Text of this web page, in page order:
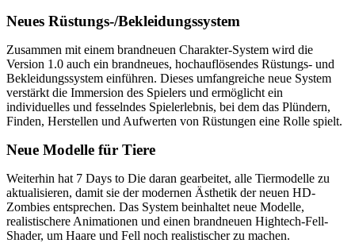
Neues Rüstungs-/Bekleidungssystem
Zusammen mit einem brandneuen Charakter-System wird die
Version 1.0 auch ein brandneues, hochauflösendes Rüstungs- und
Bekleidungssystem einführen. Dieses umfangreiche neue System
verstärkt die Immersion des Spielers und ermöglicht ein
individuelles und fesselndes Spielerlebnis, bei dem das Plündern,
Finden, Herstellen und Aufwerten von Rüstungen eine Rolle spielt.
Neue Modelle für Tiere
Weiterhin hat 7 Days to Die daran gearbeitet, alle Tiermodelle zu
aktualisieren, damit sie der modernen Ästhetik der neuen HD-
Zombies entsprechen. Das System beinhaltet neue Modelle,
realistischere Animationen und einen brandneuen Hightech-Fell-
Shader, um Haare und Fell noch realistischer zu machen.